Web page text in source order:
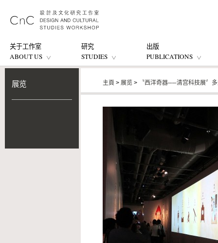
关于工作室
ABOUT US
研究
STUDIES
出版
PUBLICATIONS
展览 主頁 > 展览 > 〝西洋奇器──清宫科技展〞